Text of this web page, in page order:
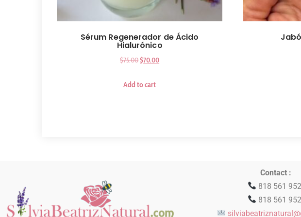
Sérum Regenerador de Ácido
Hialurónico
$75.00$70.00
Add to cart
Contact :
818 561
818 561